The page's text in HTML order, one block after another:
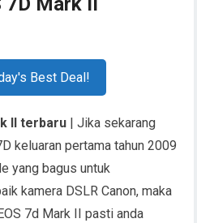
Best Deal!
II terbaru | Jika sekarang
keluaran pertama tahun 2009
yang bagus untuk
kamera DSLR Canon, maka
7d Mark II pasti anda